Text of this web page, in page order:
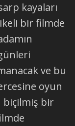
kayaları
bir filmde
ve bu
oyun
biçilmiş bir